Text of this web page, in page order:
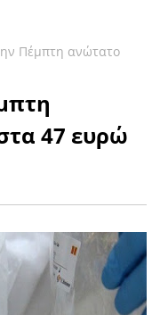
Πέμπτη ανώτατο
47 ευρώ